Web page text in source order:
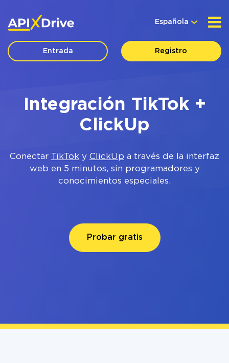
Española
Entrada Registro
Integración TikTok +
ClickUp
Conectar TikTok y ClickUp a través de la interfaz
web en 5 minutos, sin programadores y
conocimientos especiales.
Probar gratis